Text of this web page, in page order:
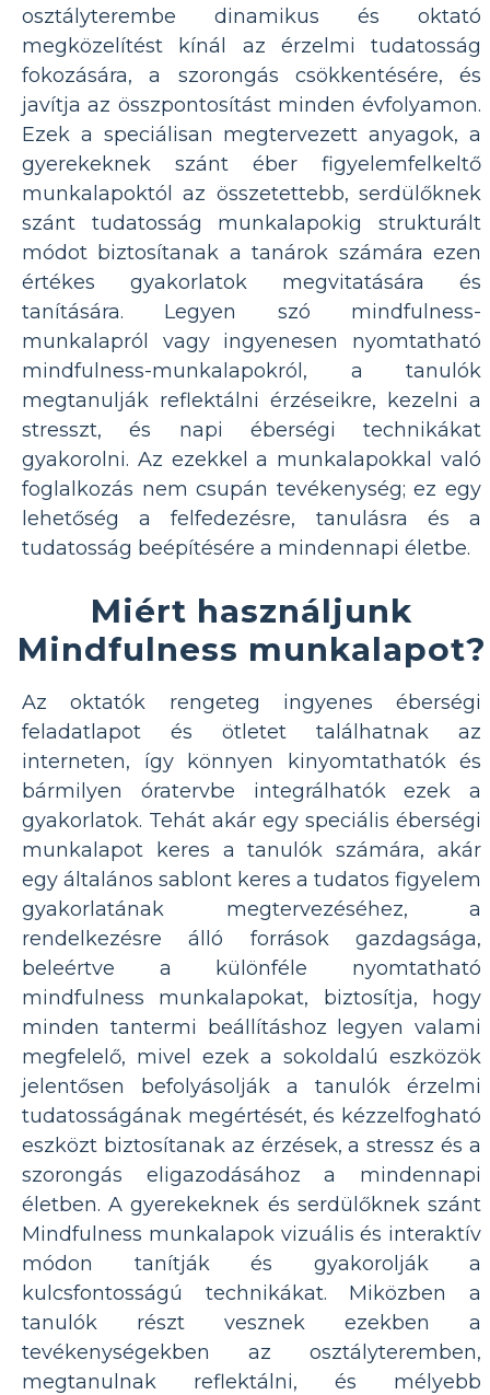
osztályterembe dinamikus és oktató
megközelítést kínál az érzelmi tudatosság
fokozására, a szorongás csökkentésére, és
javítja az összpontosítást minden évfolyamon.
Ezek a speciálisan megtervezett anyagok, a
gyerekeknek szánt éber figyelemfelkeltő
munkalapoktól az összetettebb, serdülőknek
szánt tudatosság munkalapokig strukturált
módot biztosítanak a tanárok számára ezen
értékes gyakorlatok megvitatására és
tanítására. Legyen szó mindfulness-
munkalapról vagy ingyenesen nyomtatható
mindfulness-munkalapokról, a tanulók
megtanulják reflektálni érzéseikre, kezelni a
stresszt, és napi éberségi technikákat
gyakorolni. Az ezekkel a munkalapokkal való
foglalkozás nem csupán tevékenység; ez egy
lehetőség a felfedezésre, tanulásra és a
tudatosság beépítésére a mindennapi életbe.
Miért használjunk
Mindfulness munkalapot?
Az oktatók rengeteg ingyenes éberségi
feladatlapot és ötletet találhatnak az
interneten, így könnyen kinyomtathatók és
bármilyen óratervbe integrálhatók ezek a
gyakorlatok. Tehát akár egy speciális éberségi
munkalapot keres a tanulók számára, akár
egy általános sablont keres a tudatos figyelem
gyakorlatának megtervezéséhez, a
rendelkezésre álló források gazdagsága,
beleértve a különféle nyomtatható
mindfulness munkalapokat, biztosítja, hogy
minden tantermi beállításhoz legyen valami
megfelelő, mivel ezek a sokoldalú eszközök
jelentősen befolyásolják a tanulók érzelmi
tudatosságának megértését, és kézzelfogható
eszközt biztosítanak az érzések, a stressz és a
szorongás eligazodásához a mindennapi
életben. A gyerekeknek és serdülőknek szánt
Mindfulness munkalapok vizuális és interaktív
módon tanítják és gyakorolják a
kulcsfontosságú technikákat. Miközben a
tanulók részt vesznek ezekben a
tevékenységekben az osztályteremben,
megtanulnak reflektálni, és mélyebb